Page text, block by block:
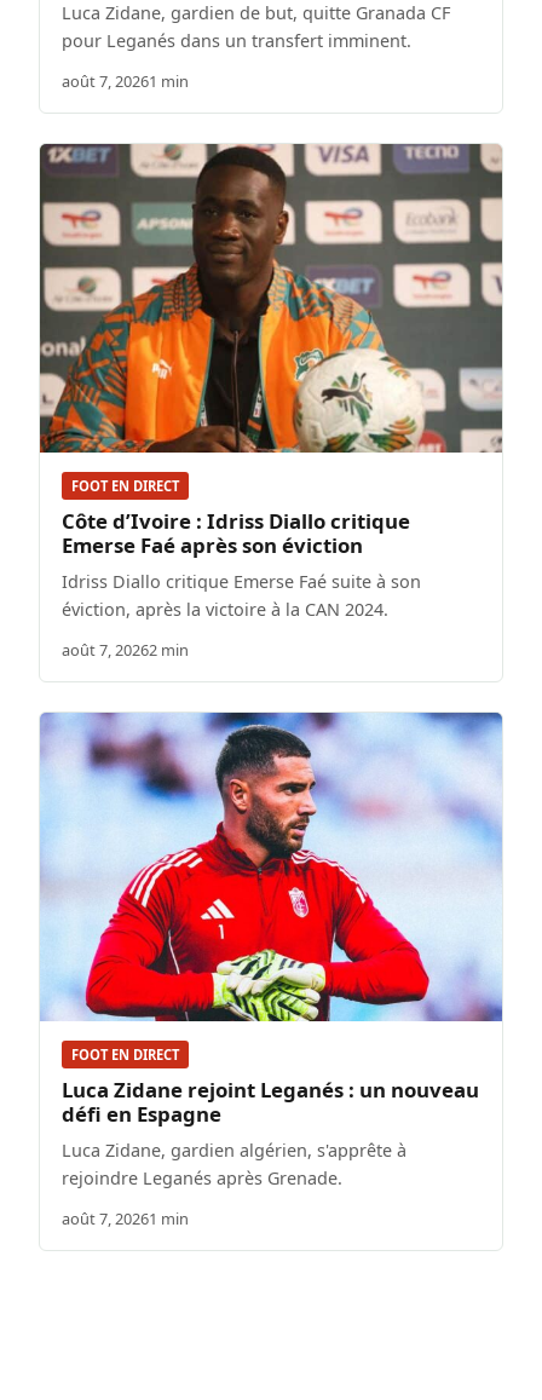
Luca Zidane, gardien de but, quitte Granada CF
pour Leganés dans un transfert imminent.
août 7, 20261 min
FOOT EN DIRECT
Côte d’Ivoire : Idriss Diallo critique
Emerse Faé après son éviction
Idriss Diallo critique Emerse Faé suite à son
éviction, après la victoire à la CAN 2024.
août 7, 20262 min
FOOT EN DIRECT
Luca Zidane rejoint Leganés : un nouveau
défi en Espagne
Luca Zidane, gardien algérien, s'apprête à
rejoindre Leganés après Grenade.
août 7, 20261 min